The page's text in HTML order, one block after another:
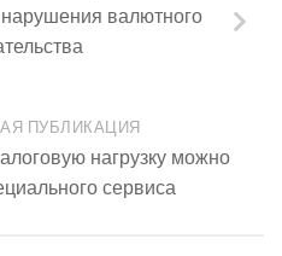
валютного
ПУБЛИКАЦИЯ
нагрузку можно
сервиса